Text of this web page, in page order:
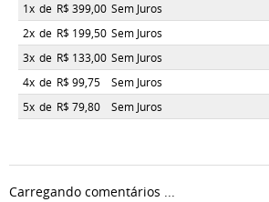
1x de R$ 399,00 Sem Juros
2x de R$ 199,50 Sem Juros
3x de R$ 133,00 Sem Juros
4x de R$ 99,75 Sem Juros
5x de R$ 79,80 Sem Juros
Carregando comentários ...